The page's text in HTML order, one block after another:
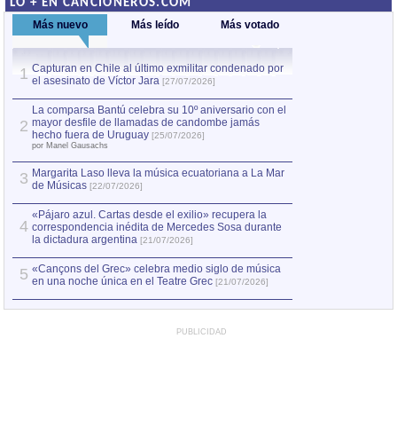
LO + EN CANCIONEROS.COM
Más nuevo Más leído Más votado
1 Capturan en Chile al último exmilitar condenado por
el asesinato de Víctor Jara [27/07/2026]
2
La comparsa Bantú celebra su 10º aniversario con el
mayor desfile de llamadas de candombe jamás
hecho fuera de Uruguay [25/07/2026]
por Manel Gausachs
3 Margarita Laso lleva la música ecuatoriana a La Mar
de Músicas [22/07/2026]
4
«Pájaro azul. Cartas desde el exilio» recupera la
correspondencia inédita de Mercedes Sosa durante
la dictadura argentina [21/07/2026]
5 «Cançons del Grec» celebra medio siglo de música
en una noche única en el Teatre Grec [21/07/2026]
PUBLICIDAD